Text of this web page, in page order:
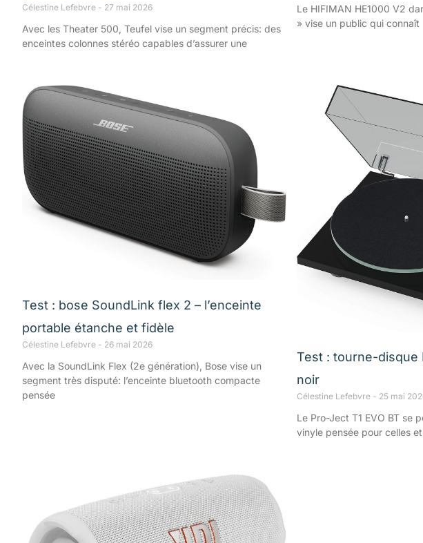
Célestine Lefebvre 27 mai 2026
Avec les Theater 500, Teufel vise un segment précis: des
enceintes colonnes stéréo capables d’assurer une
Le HIFIMAN HE1000 V2
» vise un public qui connaît
Test : bose SoundLink flex 2 – l’enceinte
portable étanche et fidèle
Célestine Lefebvre 26 mai 2026
Avec la SoundLink Flex (2e génération), Bose vise un
segment très disputé: l’enceinte bluetooth compacte
pensée
Test : tourne-disque
noir
Célestine Lefebvre 25 mai
Le Pro-Ject T1 EVO BT se
vinyle pensée pour celles